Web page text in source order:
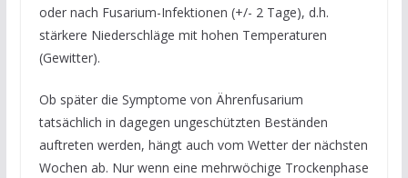
oder nach Fusarium-Infektionen (+/- 2 Tage), d.h.
stärkere Niederschläge mit hohen Temperaturen
(Gewitter).
Ob später die Symptome von Ährenfusarium
tatsächlich in dagegen ungeschützten Beständen
auftreten werden, hängt auch vom Wetter der nächsten
Wochen ab. Nur wenn eine mehrwöchige Trockenphase